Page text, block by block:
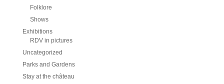
Folklore
Shows
Exhibitions
RDV in pictures
Uncategorized
Parks and Gardens
Stay at the château